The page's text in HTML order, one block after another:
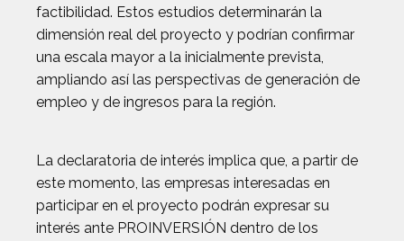
factibilidad. Estos estudios determinarán la
dimensión real del proyecto y podrían confirmar
una escala mayor a la inicialmente prevista,
ampliando así las perspectivas de generación de
empleo y de ingresos para la región.
La declaratoria de interés implica que, a partir de
este momento, las empresas interesadas en
participar en el proyecto podrán expresar su
interés ante PROINVERSIÓN dentro de los